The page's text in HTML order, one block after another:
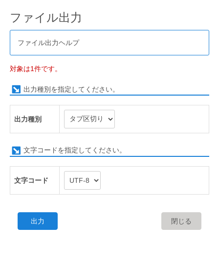
ファイル出力
ファイル出力ヘルプ
対象は1件です。
出力種別を指定してください。
出力種別
文字コードを指定してください。
文字コード